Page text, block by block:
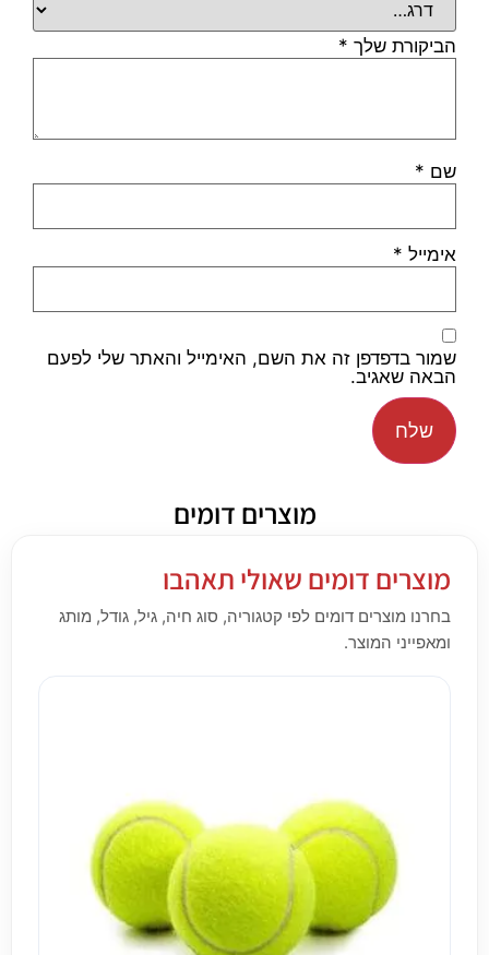
הביקורת שלך *
שם *
אימייל *
שמור בדפדפן זה את השם, האימייל והאתר שלי לפעם
הבאה שאגיב.
מוצרים דומים
מוצרים דומים שאולי תאהבו
בחרנו מוצרים דומים לפי קטגוריה, סוג חיה, גיל, גודל, מותג
ומאפייני המוצר.